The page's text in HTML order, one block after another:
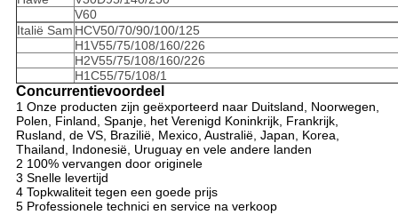
V60
Italië Sam HCV50/70/90/100/125
H1V55/75/108/160/226
H2V55/75/108/160/226
H1C55/75/108/1
Concurrentievoordeel
1 Onze producten zijn geëxporteerd naar Duitsland, Noorwegen,
Polen, Finland, Spanje, het Verenigd Koninkrijk, Frankrijk,
Rusland, de VS, Brazilië, Mexico, Australië, Japan, Korea,
Thailand, Indonesië, Uruguay en vele andere landen
2 100% vervangen door originele
3 Snelle levertijd
4 Topkwaliteit tegen een goede prijs
5 Professionele technici en service na verkoop